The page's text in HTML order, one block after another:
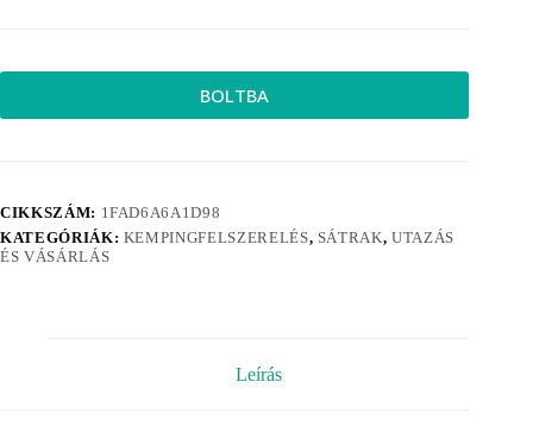
BOLTBA
CIKKSZÁM: 1FAD6A6A1D98
KATEGÓRIÁK: KEMPINGFELSZERELÉS, SÁTRAK,UTAZÁS
ÉS VÁSÁRLÁS
Leírás